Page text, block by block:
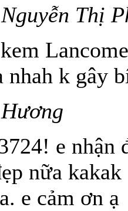
Thị
nhah k gây
e
nữa
e cảm ơn ạ